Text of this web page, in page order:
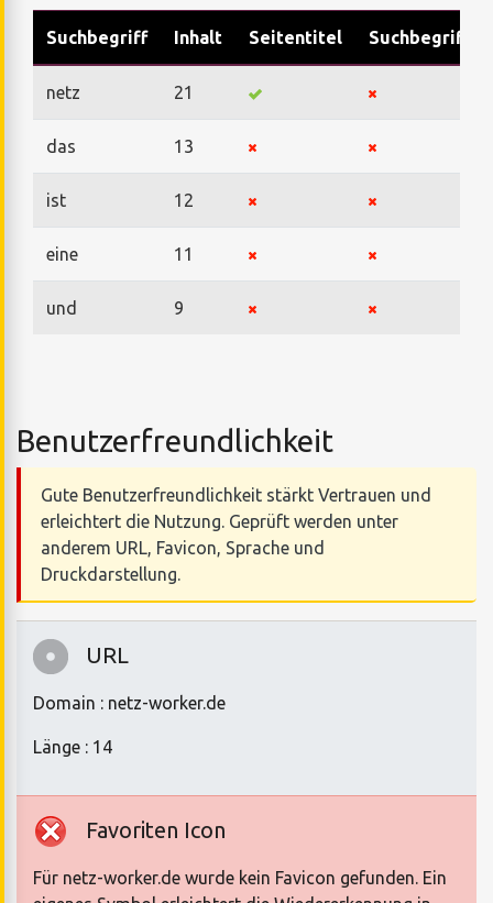
Suchbegriff Inhalt Seitentitel Suchbegriffe
netz 21
das 13
ist 12
eine 11
und 9
Benutzerfreundlichkeit
Gute Benutzerfreundlichkeit stärkt Vertrauen und
erleichtert die Nutzung. Geprüft werden unter
anderem URL, Favicon, Sprache und
Druckdarstellung.
URL
Domain : netz-worker.de
Länge : 14
Favoriten Icon
Für netz-worker.de wurde kein Favicon gefunden. Ein